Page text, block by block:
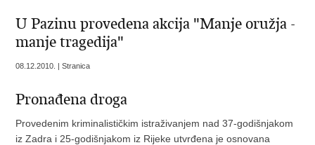
U Pazinu provedena akcija "Manje oružja -
manje tragedija"
08.12.2010. | Stranica
Pronađena droga
Provedenim kriminalističkim istraživanjem nad 37-godišnjakom
iz Zadra i 25-godišnjakom iz Rijeke utvrđena je osnovana